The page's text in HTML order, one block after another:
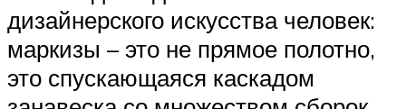
дизайнерского искусства человек:
маркизы – это не прямое полотно,
это спускающаяся каскадом